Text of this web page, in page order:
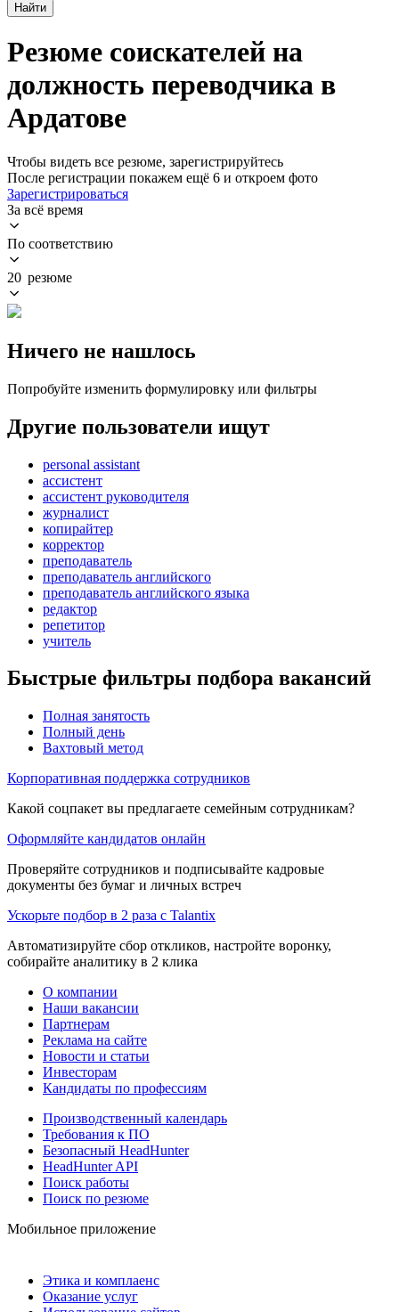
Найти
Резюме соискателей на
должность переводчика в
Ардатове
Чтобы видеть все резюме, зарегистрируйтесь
После регистрации покажем ещё 6 и откроем фото
Зарегистрироваться
За всё время
По соответствию
20 резюме
Ничего не нашлось
Попробуйте изменить формулировку или фильтры
Другие пользователи ищут
personal assistant
ассистент
ассистент руководителя
журналист
копирайтер
корректор
преподаватель
преподаватель английского
преподаватель английского языка
редактор
репетитор
учитель
Быстрые фильтры подбора вакансий
Полная занятость
Полный день
Вахтовый метод
Корпоративная поддержка сотрудников
Какой соцпакет вы предлагаете семейным сотрудникам?
Оформляйте кандидатов онлайн
Проверяйте сотрудников и подписывайте кадровые
документы без бумаг и личных встреч
Ускорьте подбор в 2 раза с Talantix
Автоматизируйте сбор откликов, настройте воронку,
собирайте аналитику в 2 клика
О компании
Наши вакансии
Партнерам
Реклама на сайте
Новости и статьи
Инвесторам
Кандидаты по профессиям
Производственный календарь
Требования к ПО
Безопасный HeadHunter
HeadHunter API
Поиск работы
Поиск по резюме
Мобильное приложение
Этика и комплаенс
Оказание услуг